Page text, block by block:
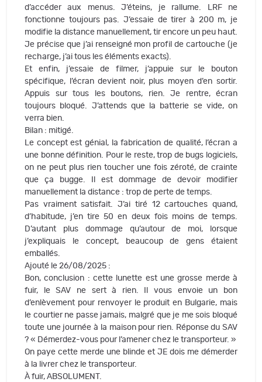
d’accéder aux menus. J’éteins, je rallume. LRF ne
fonctionne toujours pas. J’essaie de tirer à 200 m, je
modifie la distance manuellement, tir encore un peu haut.
Je précise que j’ai renseigné mon profil de cartouche (je
recharge, j’ai tous les éléments exacts).
Et enfin, j’essaie de filmer, j’appuie sur le bouton
spécifique, l’écran devient noir, plus moyen d’en sortir.
Appuis sur tous les boutons, rien. Je rentre, écran
toujours bloqué. J’attends que la batterie se vide, on
verra bien.
Bilan : mitigé.
Le concept est génial, la fabrication de qualité, l’écran a
une bonne définition. Pour le reste, trop de bugs logiciels,
on ne peut plus rien toucher une fois zéroté, de crainte
que ça bugge. Il est dommage de devoir modifier
manuellement la distance : trop de perte de temps.
Pas vraiment satisfait. J’ai tiré 12 cartouches quand,
d’habitude, j’en tire 50 en deux fois moins de temps.
D’autant plus dommage qu’autour de moi, lorsque
j’expliquais le concept, beaucoup de gens étaient
emballés.
Ajouté le 26/08/2025 :
Bon, conclusion : cette lunette est une grosse merde à
fuir, le SAV ne sert à rien. Il vous envoie un bon
d’enlèvement pour renvoyer le produit en Bulgarie, mais
le courtier ne passe jamais, malgré que je me sois bloqué
toute une journée à la maison pour rien. Réponse du SAV
? « Démerdez-vous pour l’amener chez le transporteur. »
On paye cette merde une blinde et JE dois me démerder
à la livrer chez le transporteur.
À fuir, ABSOLUMENT.